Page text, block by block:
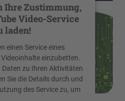
Ihre Zustimmung,
Video-Service
laden!
einen Service eines
einzubetten.
Daten zu Ihren Aktivitäten
Sie die Details durch und
des Service zu, um